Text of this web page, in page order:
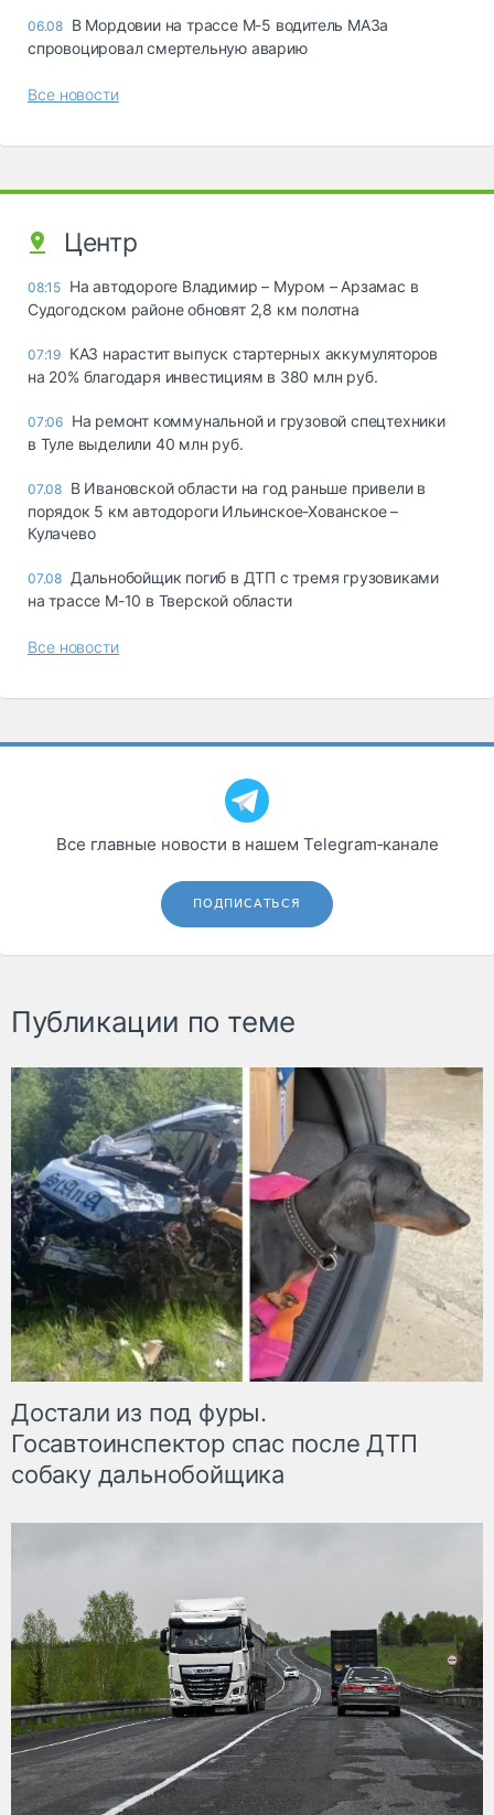
06.08 В Мордовии на трассе М-5 водитель МАЗа
спровоцировал смертельную аварию
Все новости
Центр
08:15 На автодороге Владимир – Муром – Арзамас в
Судогодском районе обновят 2,8 км полотна
07:19 КАЗ нарастит выпуск стартерных аккумуляторов
на 20% благодаря инвестициям в 380 млн руб.
07:06 На ремонт коммунальной и грузовой спецтехники
в Туле выделили 40 млн руб.
07.08 В Ивановской области на год раньше привели в
порядок 5 км автодороги Ильинское-Хованское –
Кулачево
07.08 Дальнобойщик погиб в ДТП с тремя грузовиками
на трассе М-10 в Тверской области
Все новости
Все главные новости в нашем Telegram‑канале
ПОДПИСАТЬСЯ
Публикации по теме
Достали из под фуры.
Госавтоинспектор спас после ДТП
собаку дальнобойщика